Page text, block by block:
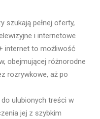
szukają pełnej oferty,
i internetowe
internet to możliwość
obejmującej różnorodne
rozrywkowe, aż po
ulubionych treści w
jej z szybkim